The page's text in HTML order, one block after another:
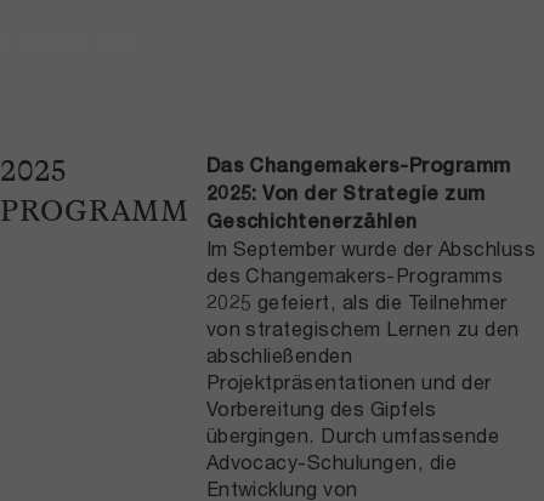
2025
PROGRAMM
Das Changemakers-Programm
2025: Von der Strategie zum
Geschichtenerzählen
Im September wurde der Abschluss
des Changemakers-Programms
2025 gefeiert, als die Teilnehmer
von strategischem Lernen zu den
abschließenden
Projektpräsentationen und der
Vorbereitung des Gipfels
übergingen. Durch umfassende
Advocacy-Schulungen, die
Entwicklung von